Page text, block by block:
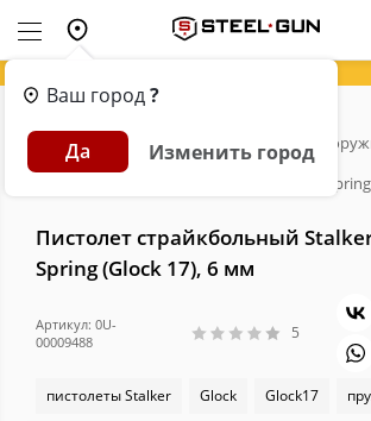
Ваш город?
Да Изменить город
Главная Каталог
Страйкбольное
Страйкбольные пистолеты
Пистолет страйкбольный Stalker SA17GM
Пистолет страйкбольный
Spring (Glock 17), 6 мм
Артикул: 0U-
00009488
5
пистолеты Stalker Glock Glock17